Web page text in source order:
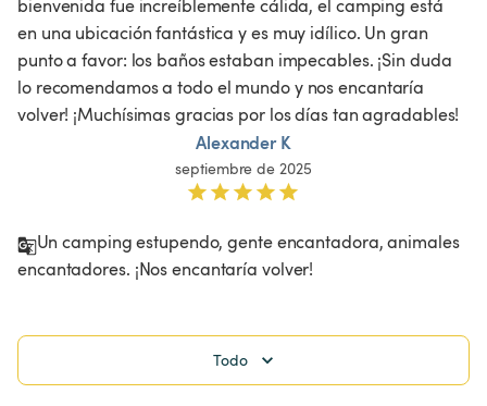
bienvenida fue increíblemente cálida, el camping está
en una ubicación fantástica y es muy idílico. Un gran
punto a favor: los baños estaban impecables. ¡Sin duda
lo recomendamos a todo el mundo y nos encantaría
volver! ¡Muchísimas gracias por los días tan agradables!
Alexander K
septiembre de 2025
Un camping estupendo, gente encantadora, animales
encantadores. ¡Nos encantaría volver!
Todo